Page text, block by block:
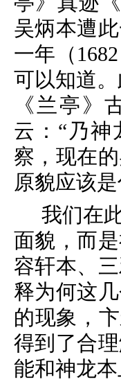
吴炳本遭
一年（
可以知道
《兰亭》
云：“乃神
察，现在
原貌应该
我们在
面貌，而
容轩本、
释为何这
的现象，
得到了合
能和神龙